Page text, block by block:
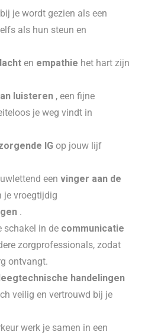
je wordt gezien als een
als hun steun en
en empathie het hart zijn
luisteren , een fijne
je weg vindt in
IGop jouw lijf
eenvinger aan de
je vroegtijdig
.
schakel in de communicatie
zorgprofessionals, zodat
ontvangt.
handelingen
veilig en vertrouwd bij je
werk je samen in een